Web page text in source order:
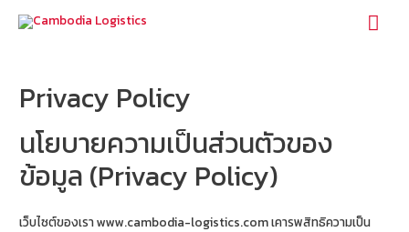
Privacy Policy
นโยบายความเป็นส่วนตัวของ
ข้อมูล (Privacy Policy)
เว็บไซต์ของเรา www.cambodia-logistics.com เคารพสิทธิความเป็น